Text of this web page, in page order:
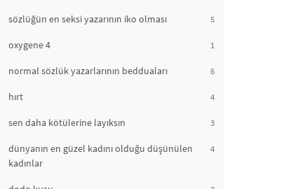
sözlüğün en seksi yazarının iko olması 5
oxygene 4 1
normal sözlük yazarlarının bedduaları 6
hırt 4
sen daha kötülerine layıksın 3
dünyanın en güzel kadını olduğu düşünülen
kadınlar
4